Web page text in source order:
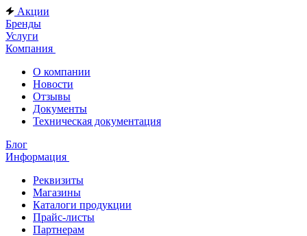
Акции
Бренды
Услуги
Компания
О компании
Новости
Отзывы
Документы
Техническая документация
Блог
Информация
Реквизиты
Магазины
Каталоги продукции
Прайс-листы
Партнерам